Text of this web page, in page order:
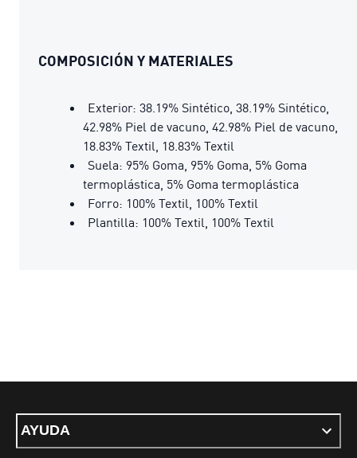
COMPOSICIÓN Y MATERIALES
Exterior: 38.19% Sintético, 38.19% Sintético,
42.98% Piel de vacuno, 42.98% Piel de vacuno,
18.83% Textil, 18.83% Textil
Suela: 95% Goma, 95% Goma, 5% Goma
termoplástica, 5% Goma termoplástica
Forro: 100% Textil, 100% Textil
Plantilla: 100% Textil, 100% Textil
AYUDA